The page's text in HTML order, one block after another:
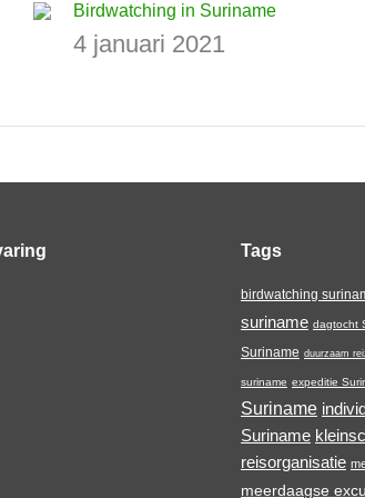
Birdwatching in Suriname
4 januari 2021
Tags
birdwatching
suriname dagtocht
Suriname duurzaam
suriname expeditie
Suriname
Suriname
reisorganisatie
meerdaagse